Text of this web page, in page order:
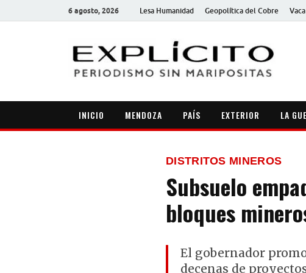
6 agosto, 2026 Lesa Humanidad Geopolítica del Cobre
INICIO MENDOZA PAÍS EXTERIOR LA
DISTRITOS MINEROS
Subsuelo
bloques
El gobernador
decenas de